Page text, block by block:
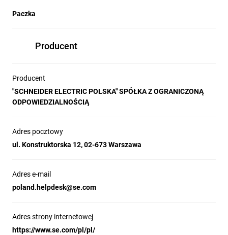
Paczka
Producent
Producent
"SCHNEIDER ELECTRIC POLSKA" SPÓŁKA Z OGRANICZONĄ
ODPOWIEDZIALNOŚCIĄ
Adres pocztowy
ul. Konstruktorska 12, 02-673 Warszawa
Adres e-mail
poland.helpdesk@se.com
Adres strony internetowej
https://www.se.com/pl/pl/